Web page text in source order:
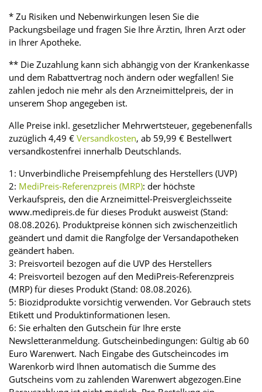
* Zu Risiken und Nebenwirkungen lesen Sie die
Packungsbeilage und fragen Sie Ihre Ärztin, Ihren Arzt oder
in Ihrer Apotheke.
** Die Zuzahlung kann sich abhängig von der Krankenkasse
und dem Rabattvertrag noch ändern oder wegfallen! Sie
zahlen jedoch nie mehr als den Arzneimittelpreis, der in
unserem Shop angegeben ist.
Alle Preise inkl. gesetzlicher Mehrwertsteuer, gegebenenfalls
zuzüglich 4,49 € Versandkosten, ab 59,99 € Bestellwert
versandkostenfrei innerhalb Deutschlands.
1: Unverbindliche Preisempfehlung des Herstellers (UVP)
2: MediPreis-Referenzpreis (MRP): der höchste
Verkaufspreis, den die Arzneimittel-Preisvergleichsseite
www.medipreis.de für dieses Produkt ausweist (Stand:
08.08.2026). Produktpreise können sich zwischenzeitlich
geändert und damit die Rangfolge der Versandapotheken
geändert haben.
3: Preisvorteil bezogen auf die UVP des Herstellers
4: Preisvorteil bezogen auf den MediPreis-Referenzpreis
(MRP) für dieses Produkt (Stand: 08.08.2026).
5: Biozidprodukte vorsichtig verwenden. Vor Gebrauch stets
Etikett und Produktinformationen lesen.
6: Sie erhalten den Gutschein für Ihre erste
Newsletteranmeldung. Gutscheinbedingungen: Gültig ab 60
Euro Warenwert. Nach Eingabe des Gutscheincodes im
Warenkorb wird Ihnen automatisch die Summe des
Gutscheins vom zu zahlenden Warenwert abgezogen.Eine